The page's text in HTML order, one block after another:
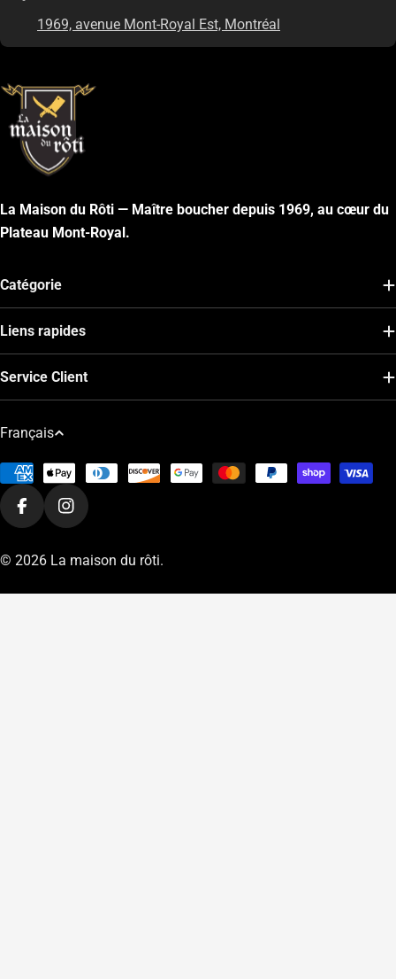
1969, avenue Mont-Royal Est, Montréal
La Maison du Rôti — Maître boucher depuis 1969, au cœur du
Plateau Mont-Royal.
Catégorie
Liens rapides
Service Client
L
n
g
u
Français
Modes
de
paiement
FacebookInstagram
© 2026 La maison du rôti.